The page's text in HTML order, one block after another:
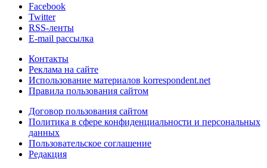
Facebook
Twitter
RSS-ленты
E-mail рассылка
Контакты
Реклама на сайте
Использование материалов korrespondent.net
Правила пользования сайтом
Договор пользования сайтом
Политика в сфере конфиденциальности и персональных
данных
Пользовательское соглашение
Редакция